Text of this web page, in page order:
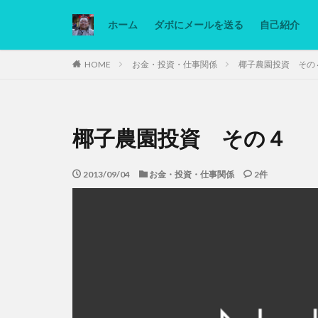
ホーム ダボにメールを送る 自己紹介
HOME お金・投資・仕事関係 椰子農園投資 その
椰子農園投資 その４
2013/09/04 お金・投資・仕事関係 2件
カテゴリー
Ninjatrader